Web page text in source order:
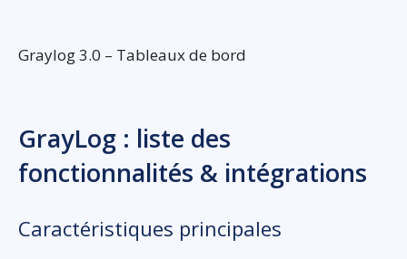
Graylog 3.0 – Tableaux de bord
GrayLog : liste des
fonctionnalités & intégrations
Caractéristiques principales